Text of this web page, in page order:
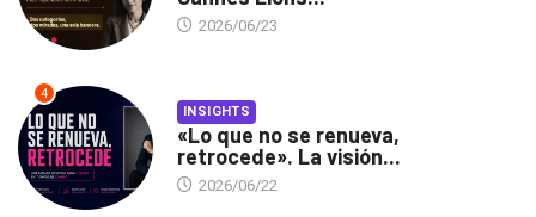
2026/06/23
4
INSIGHTS
«Lo que no se renueva,
retrocede». La visión...
2026/06/22